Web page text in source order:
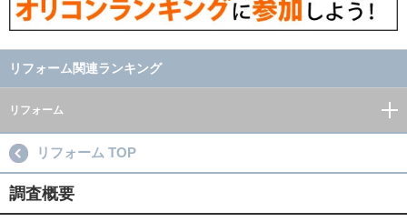
リフォーム関連ランキング
リフォーム
リフォーム TOP
調査概要